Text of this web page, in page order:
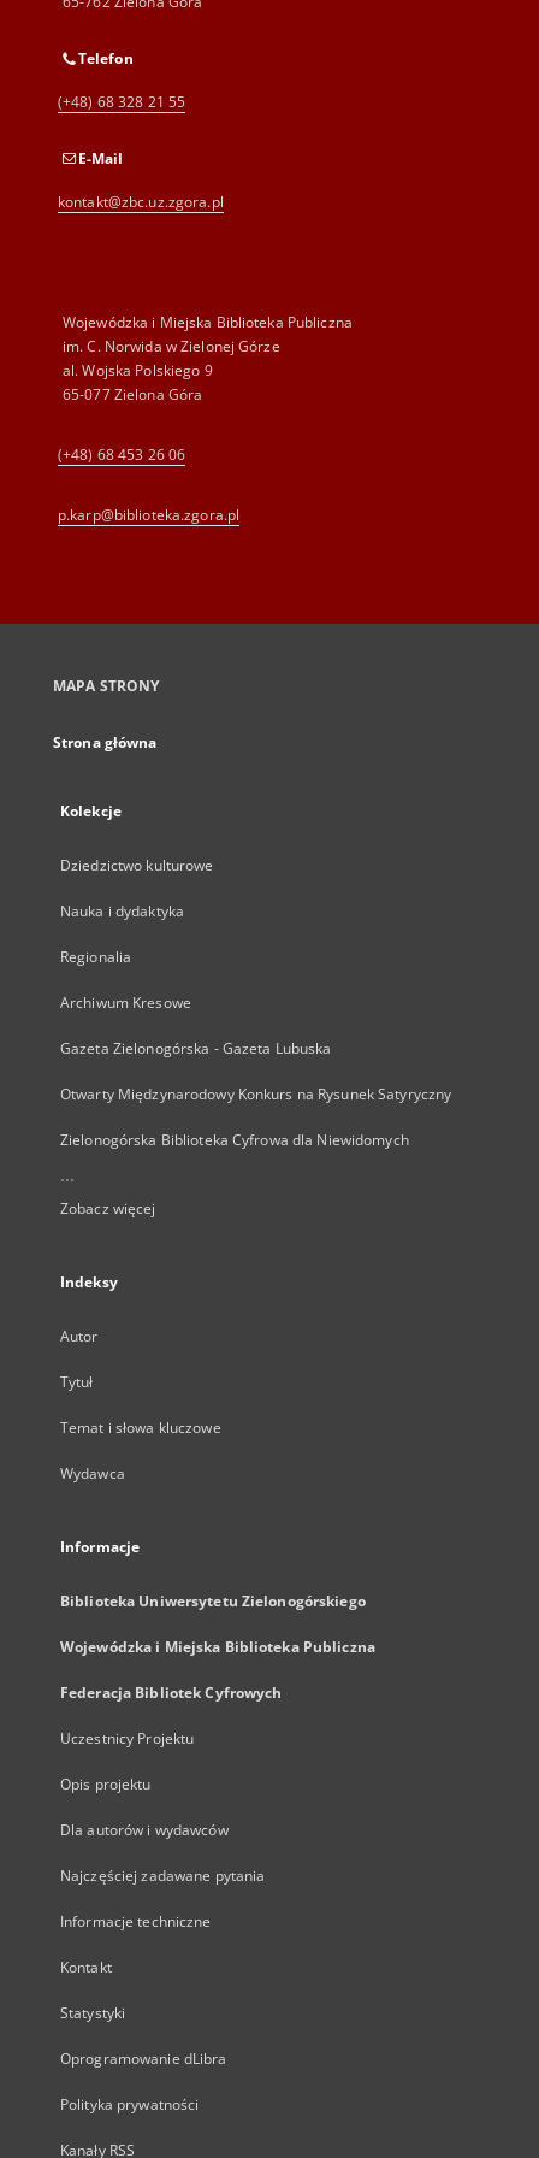
Telefon
(+48) 68 328 21 55
E-Mail
kontakt@zbc.uz.zgora.pl
Wojewódzka i Miejska Biblioteka Publiczna
im. C. Norwida w Zielonej Górze
al. Wojska Polskiego 9
65-077 Zielona Góra
(+48) 68 453 26 06
p.karp@biblioteka.zgora.pl
MAPA STRONY
Strona główna
Kolekcje
Dziedzictwo kulturowe
Nauka i dydaktyka
Regionalia
Archiwum Kresowe
Gazeta Zielonogórska - Gazeta Lubuska
Otwarty Międzynarodowy Konkurs na Rysunek Satyryczny
Zielonogórska Biblioteka Cyfrowa dla Niewidomych
...
Zobacz więcej
Indeksy
Autor
Tytuł
Temat i słowa kluczowe
Wydawca
Informacje
Biblioteka Uniwersytetu Zielonogórskiego
Wojewódzka i Miejska Biblioteka Publiczna
Federacja Bibliotek Cyfrowych
Uczestnicy Projektu
Opis projektu
Dla autorów i wydawców
Najczęściej zadawane pytania
Informacje techniczne
Kontakt
Statystyki
Oprogramowanie dLibra
Polityka prywatności
Kanały RSS